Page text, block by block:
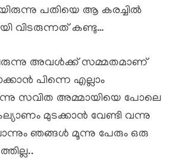
പതിയെ ആ കരച്ചിൽ
വിടരുന്നത് കണ്ടു…
അവൾക്ക് സമ്മതമാണ്
പിന്നെ എല്ലാം
സവിത അമ്മായിയെ പോലെ
മുടക്കാൻ വേണ്ടി വന്നു
ഞങ്ങൾ മൂന്നു പേരും ഒരു